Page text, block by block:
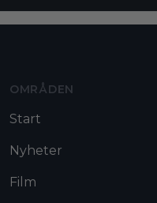
OMRÅDEN
Start
Nyheter
Film